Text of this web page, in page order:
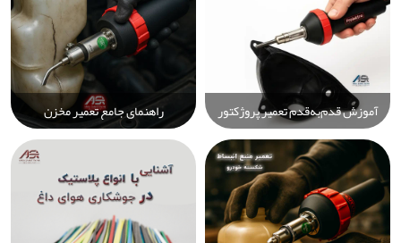
آموزش قدم‌به‌قدم تعمیر پروژکتور
پلاستیکی خودرو با جوش پلاستیک –
راهنمای کامل تعمیر چراغ خودرو
راهنمای جامع تعمیر مخزن
شیشه‌شور خودرو — آموزش
قدم‌به‌قدم و کاملاً عملی برای
تشخیص نشتی، تعمیر سریع و
تعویض با ابزار ساده